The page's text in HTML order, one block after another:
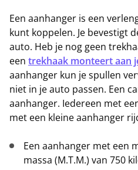
Een aanhanger is een
kunt koppelen. Je bevestigt
auto. Heb je nog geen
een trekhaak monteert aan
aanhanger kun je spullen
niet in je auto passen. Een
aanhanger. Iedereen met
met een kleine aanhanger
Een aanhanger met een
massa (M.T.M.) van 750